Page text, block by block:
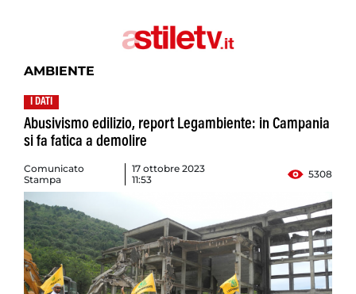
AMBIENTE
I DATI
Abusivismo edilizio, report Legambiente: in Campania
si fa fatica a demolire
Comunicato
Stampa
17 ottobre 2023
11:53
5308